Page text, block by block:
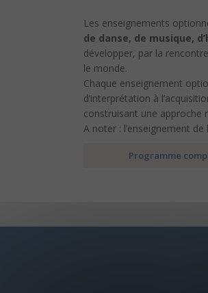
Les enseignements
de danse, de musique,
développer, par la
le monde.
Chaque enseignement
d’interprétation à
construisant une approche
A noter : l’enseignement
Programme